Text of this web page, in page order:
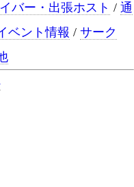
バー・出張ホスト / 通
ベント情報 / サーク